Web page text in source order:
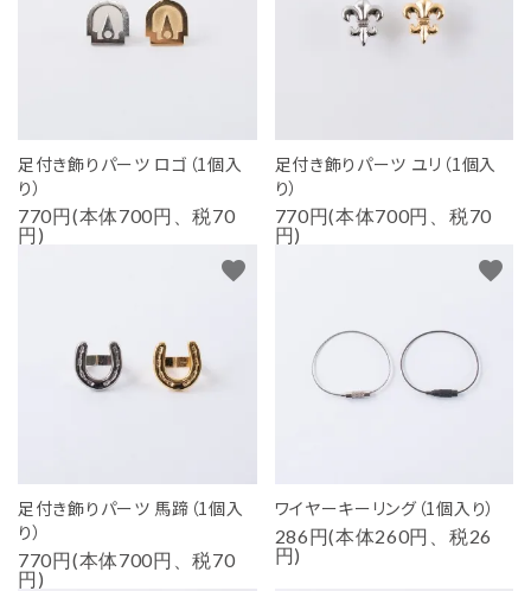
足付き飾りパーツ ロゴ（1個入
り）
770円(本体700円、税70
円)
足付き飾りパーツ ユリ（1個入
り）
770円(本体700円、税70
円)
足付き飾りパーツ 馬蹄（1個入
り）
770円(本体700円、税70
円)
favorite
ワイヤーキーリング（1個入り）
286円(本体260円、税26
円)
favorite